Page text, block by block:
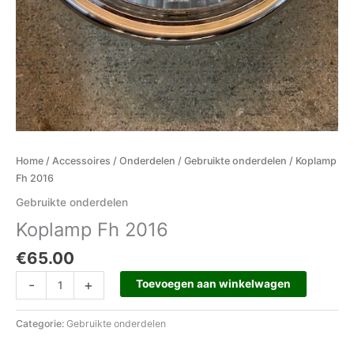
Home / Accessoires / Onderdelen / Gebruikte onderdelen / Koplamp
Fh 2016
Gebruikte onderdelen
Koplamp Fh 2016
€65.00
- + Toevoegen aan winkelwagen
Categorie: Gebruikte onderdelen